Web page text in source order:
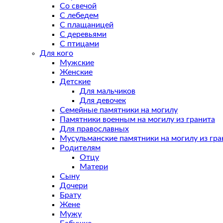
Со свечой
С лебедем
С плащаницей
С деревьями
С птицами
Для кого
Мужские
Женские
Детские
Для мальчиков
Для девочек
Семейные памятники на могилу
Памятники военным на могилу из гранита
Для православных
Мусульманские памятники на могилу из
Родителям
Отцу
Матери
Сыну
Дочери
Брату
Жене
Мужу